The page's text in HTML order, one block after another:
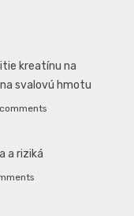
kreatínu na
svalovú hmotu
a riziká